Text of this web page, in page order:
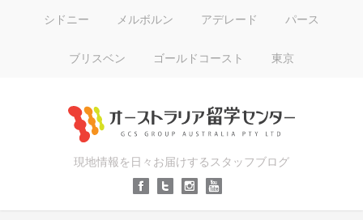
シドニー メルボルン アデレード パース
ブリスベン ゴールドコースト 東京
現地情報を日々お届けするスタッフブログ